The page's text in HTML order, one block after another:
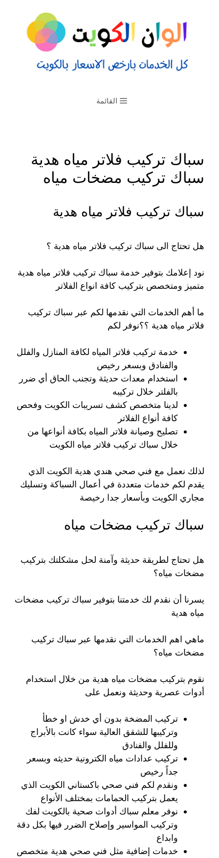
القائمة
سباك تركيب فلاتر مياه هدية
سباك تركيب مضخات مياه
سباك تركيب فلاتر مياه هدية
هل تحتاج الى سباك تركيب فلاتر مياه هدية ؟
نود إعلامك بتوفير خدمة سباك تركيب فلاتر مياه هدية
متميز ومتخصص بتركيب كافة انواع الفلاتر
ما أهم الخدمات التي نقدمها لكم عبر سباك تركيب
فلاتر مياه هدية ؟؟نوفر لكم
خدمة تركيب فلاتر المياه لكافة المنازل والفلل
والفنادق وبسعر رخيص
استخدام معدات حديثة وتجنب الحاق أي ضرر
بالفلتر خلال تركيبه
لدينا متخصص كشف تسريبات الكويت وفحص
كافة أنواع الفلاتر
تصليح وصيانة فلاتر المياه بكافة أنواعها من
خلال سباك تركيب فلاتر مياه الكويت
لذلك نعمل مع فني صحي هندي هدية الكويت الذي
يقدم لكم خدمات متعددة في أعمال السباكة وتسليك
مجاري الكويت وبأسعار جدا رخيصة
سباك تركيب مضخات مياه
هل تحتاج لطريقة حديثة وآمنة لحل مشكلتك بتركيب
مضخات مياه؟
يسرنا أن نقدم لك خدمتنا بتوفير سباك تركيب مضخات
مياه هدية
ماهي اهم الخدمات التي نقدمها عبر سباك تركيب
مضخات مياه؟
نقوم بتركيب مضخات مياه هدية من خلال استخدام
أدوات عصرية وحديثة ونعمل على
تركيب المضخة بدون أي خدش او خطأ
وتركيبها للشقق العالية سواء كانت بالأبراج
وللفلل والفنادق
تركيب عدادات مياه الكترونية حديثه وبسعر
جداً رخيص
ونقدم لكم فني صحي باكستاني الكويت الذي
يعمل بتركيب الحمامات بمختلف الأنواع
نوفر معلم سباك أدوات صحية بالكويت لفك
وتركيب المواسير وإصلاح الضرر فيها بكل دقة
وابداع
خدمات إضافية مثل فني صحي هدية متخصص